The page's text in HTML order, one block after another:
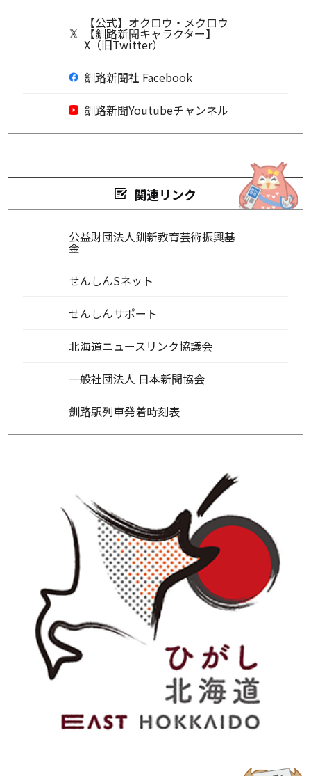
【公式】オクロウ・メクロウ
【釧路新聞キャラクター】
X（旧Twitter）
釧路新聞社 Facebook
釧路新聞Youtubeチャンネル
関連リンク
公益財団法人釧新教育芸術振興基
金
せんしんSネット
せんしんサポート
北海道ニュースリンク協議会
一般社団法人 日本新聞協会
釧路駅列車発着時刻表